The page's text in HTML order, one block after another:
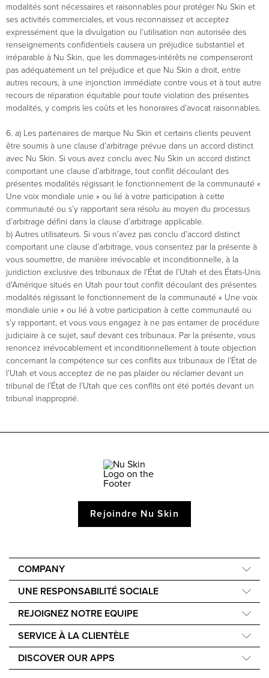
modalités sont nécessaires et raisonnables pour protéger Nu Skin et
ses activités commerciales, et vous reconnaissez et acceptez
expressément que la divulgation ou l’utilisation non autorisée des
renseignements confidentiels causera un préjudice substantiel et
irréparable à Nu Skin, que les dommages-intérêts ne compenseront
pas adéquatement un tel préjudice et que Nu Skin a droit, entre
autres recours, à une injonction immédiate contre vous et à tout autre
recours de réparation équitable pour toute violation des présentes
modalités, y compris les coûts et les honoraires d’avocat raisonnables.
6. a) Les partenaires de marque Nu Skin et certains clients peuvent
être soumis à une clause d’arbitrage prévue dans un accord distinct
avec Nu Skin. Si vous avez conclu avec Nu Skin un accord distinct
comportant une clause d’arbitrage, tout conflit découlant des
présentes modalités régissant le fonctionnement de la communauté «
Une voix mondiale unie » ou lié à votre participation à cette
communauté ou s’y rapportant sera résolu au moyen du processus
d’arbitrage défini dans la clause d’arbitrage applicable.
b) Autres utilisateurs. Si vous n’avez pas conclu d’accord distinct
comportant une clause d’arbitrage, vous consentez par la présente à
vous soumettre, de manière irrévocable et inconditionnelle, à la
juridiction exclusive des tribunaux de l’État de l’Utah et des États-Unis
d’Amérique situés en Utah pour tout conflit découlant des présentes
modalités régissant le fonctionnement de la communauté « Une voix
mondiale unie » ou lié à votre participation à cette communauté ou
s’y rapportant, et vous vous engagez à ne pas entamer de procédure
judiciaire à ce sujet, sauf devant ces tribunaux. Par la présente, vous
renoncez irrévocablement et inconditionnellement à toute objection
concernant la compétence sur ces conflits aux tribunaux de l’État de
l’Utah et vous acceptez de ne pas plaider ou réclamer devant un
tribunal de l’État de l’Utah que ces conflits ont été portés devant un
tribunal inapproprié.
Rejoindre Nu Skin
COMPANY
40e anniversaire
Une voix mondiale
UNE RESPONSABILITÉ SOCIALE
Nourish the Children
Durabilité
Philosophie des ingrédients
REJOIGNEZ NOTRE EQUIPE
Gratifications financières
SERVICE À LA CLIENTÈLE
Accessibility Statement
DISCOVER OUR APPS